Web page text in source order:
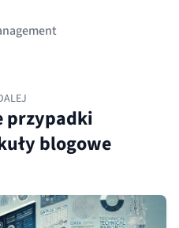
przypadki
blogowe